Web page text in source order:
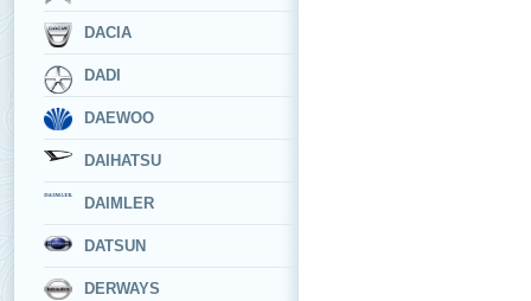
DACIA
DADI
DAEWOO
DAIHATSU
DAIMLER
DATSUN
DERWAYS